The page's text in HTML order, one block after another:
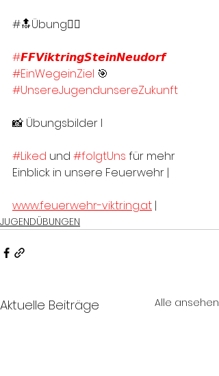
#🔝Übung👍🏻
#𝙁𝙁𝙑𝙞𝙠𝙩𝙧𝙞𝙣𝙜𝙎𝙩𝙚𝙞𝙣𝙉𝙚𝙪𝙙𝙤𝙧𝙛
#EinWegeinZiel 🎯
#UnsereJugendunsereZukunft
📸 Übungsbilder I
#Liked und #folgtUns für mehr
Einblick in unsere Feuerwehr |
www.feuerwehr-viktring.at |
JUGENDÜBUNGEN
Aktuelle Beiträge Alle ansehen